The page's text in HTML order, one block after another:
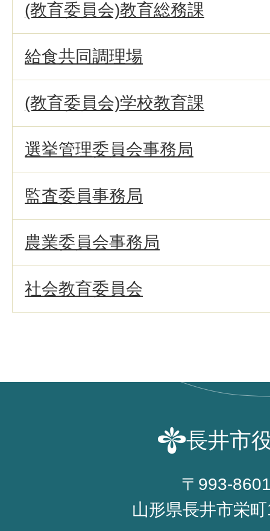
(教育委員会)教育総務課
給食共同調理場
(教育委員会)学校教育課
選挙管理委員会事務局
監査委員事務局
農業委員会事務局
社会教育委員会
長井市
〒993-
山形県長井市栄